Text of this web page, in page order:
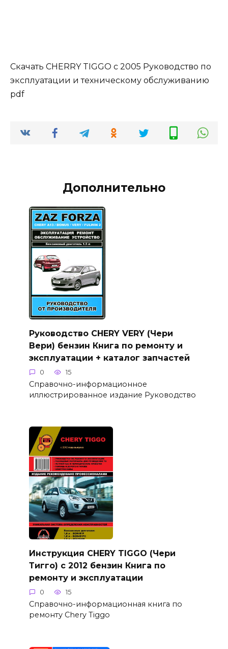
Скачать CHERRY TIGGO с 2005 Руководство по
эксплуатации и техническому обслуживанию
pdf
Дополнительно
Руководство CHERY VERY (Чери
Вери) бензин Книга по ремонту и
эксплуатации + каталог запчастей
0 15
Справочно-информационное
иллюстрированное издание Руководство
Инструкция CHERY TIGGO (Чери
Тигго) с 2012 бензин Книга по
ремонту и эксплуатации
0 15
Справочно-информационная книга по
ремонту Chery Tiggo